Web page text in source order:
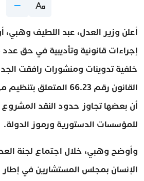
أعلن وزير العدل، عبد اللطيف وهبي،
إجراءات قانونية وتأديبية في حق
خلفية تدوينات ومنشورات رافقت
القانون رقم 66.23
أن بعضها تجاوز حدود النقد المشروع
للمؤسسات الدستورية ورموز الدولة.
وأوضح وهبي، خلال اجتماع لجنة
الإنسان بمجلس المستشارين في إطار